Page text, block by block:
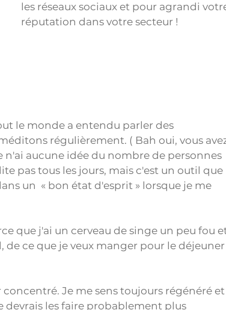
les réseaux sociaux et pour agrandi
réputation dans votre secteur !
le monde a entendu parler des
régulièrement. ( Bah oui, vous
n'ai aucune idée du nombre de personnes
pas tous les jours, mais c'est un outil que
un  « bon état d'esprit » lorsque je me
que j'ai un cerveau de singe un peu fou
de ce que je veux manger pour le
Je me sens toujours régénéré
devrais les faire probablement plus